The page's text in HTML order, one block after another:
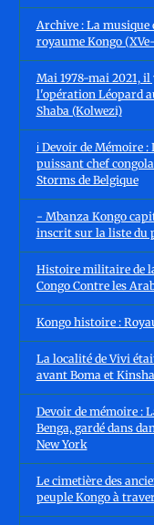
Archive : La
royaume Kongo
Mai 1978-mai 2021, il
l'opération Léopard
Shaba (Kolwezi)
ℹ️ Devoir de Mémoire
puissant chef
Storms de Belgique
- Mbanza Kongo
inscrit sur la liste du
Histoire militaire de
Congo Contre les
Kongo histoire :
La localité de Vivi
avant Boma et
Devoir de mémoire :
Benga, gardé dans
New York
Le cimetière des
peuple Kongo à